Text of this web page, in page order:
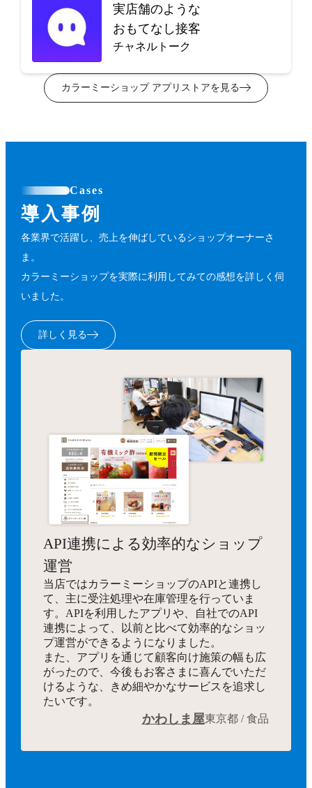
実店舗のような
おもてなし接客
チャネルトーク
カラーミーショップ アプリストアを見る
Cases
導入事例
各業界で活躍し、売上を伸ばしているショップオーナーさ
ま。
カラーミーショップを実際に利用してみての感想を詳しく伺
いました。
詳しく見る
API連携による効率的なショップ
運営
当店ではカラーミーショップのAPIと連携し
て、主に受注処理や在庫管理を行っていま
す。APIを利用したアプリや、自社でのAPI
連携によって、以前と比べて効率的なショッ
プ運営ができるようになりました。
また、アプリを通じて顧客向け施策の幅も広
がったので、今後もお客さまに喜んでいただ
けるような、きめ細やかなサービスを追求し
たいです。
かわしま屋東京都 / 食品